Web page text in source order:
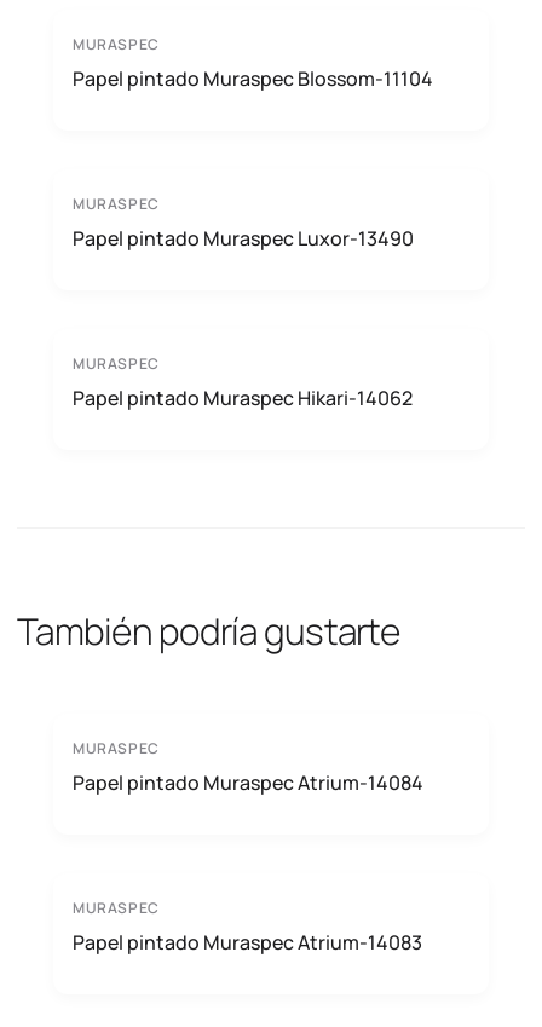
MURASPEC
Papel pintado Muraspec Blossom-11104
MURASPEC
Papel pintado Muraspec Luxor-13490
MURASPEC
Papel pintado Muraspec Hikari-14062
También podría gustarte
MURASPEC
Papel pintado Muraspec Atrium-14084
MURASPEC
Papel pintado Muraspec Atrium-14083